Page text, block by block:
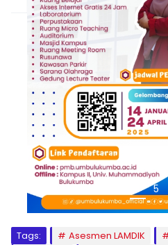
1 4 5
Tags: Asesmen LAMDIK